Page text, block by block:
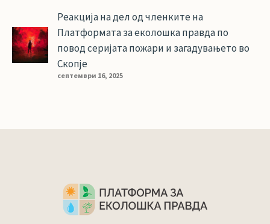
Реакција на дел од членките на
Платформата за еколошка правда по
повод серијата пожари и загадувањето во
Скопје
септември 16, 2025